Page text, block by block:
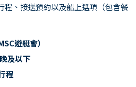
程、接送預約以及船上選項（包含餐
遊艇會）
及以下
程